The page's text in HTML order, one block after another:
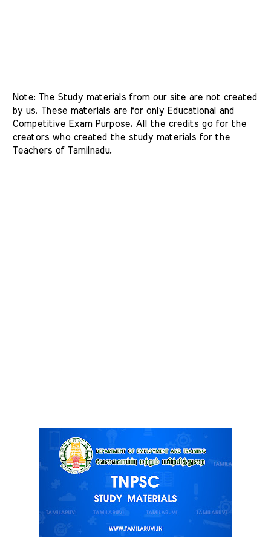
Note: The Study materials from our site are not created
by us. These materials are for only Educational and
Competitive Exam Purpose. All the credits go for the
creators who created the study materials for the
Teachers of Tamilnadu.